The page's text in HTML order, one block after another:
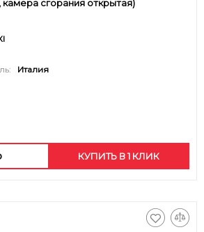
камера сгорания открытая)
Италия
КУПИТЬ В 1 КЛИК